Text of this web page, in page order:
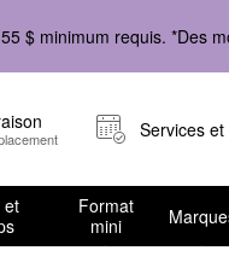
$ minimum requis. *Des
Services
et
Format
mini